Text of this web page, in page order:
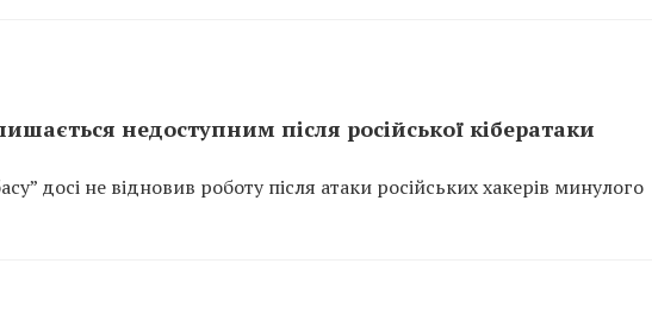
недоступним після російської кібератаки
досі не відновив роботу після атаки російських хакерів минулого